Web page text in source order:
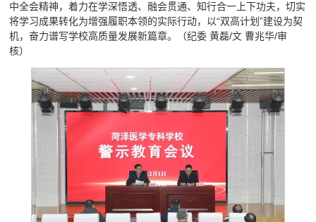
中全会精神，着力在学深悟透、融会贯通、知行合一上下功夫，切实
将学习成果转化为增强履职本领的实际行动，以“双高计划”建设为契
机，奋力谱写学校高质量发展新篇章。（纪委 黄磊/文 曹兆华/审
核）